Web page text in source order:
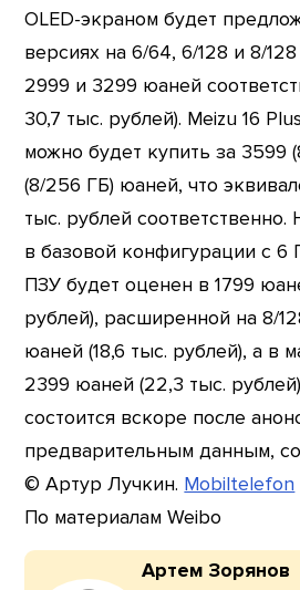
OLED-экраном будет
версиях на 6/64, 6/128 и 8/
2999 и 3299 юаней
30,7 тыс. рублей). Meizu 16
можно будет купить за 3599
(8/256 ГБ) юаней, что
тыс. рублей соответственно.
в базовой конфигурации с
ПЗУ будет оценен в 1799
рублей), расширенной на 8/
юаней (18,6 тыс. рублей), а в
2399 юаней (22,3 тыс.
состоится вскоре после
предварительным данным,
© Артур Лучкин. Mobiltelefon
По материалам Weibo
Артем Зорянов